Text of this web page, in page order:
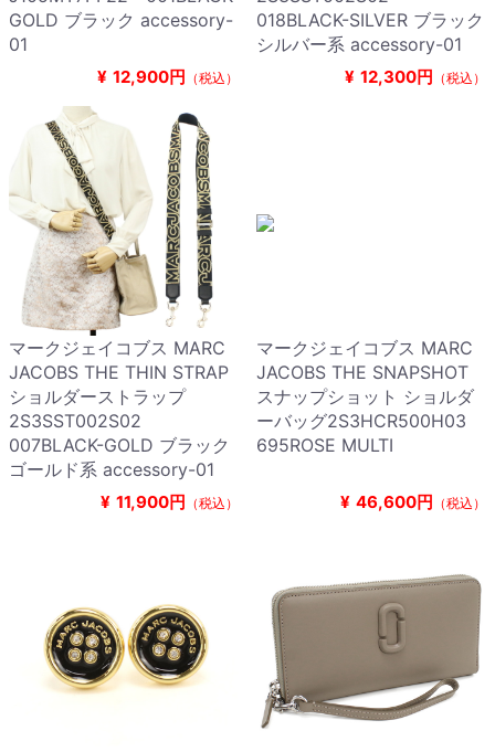
GOLD ブラック accessory-
01
¥ 12,900円 （税込）
018BLACK-SILVER ブラック
シルバー系 accessory-01
¥ 12,300円 （税込）
マークジェイコブス MARC
JACOBS THE THIN STRAP
ショルダーストラップ
2S3SST002S02
007BLACK-GOLD ブラック
ゴールド系 accessory-01
¥ 11,900円 （税込）
マークジェイコブス MARC
JACOBS THE SNAPSHOT
スナップショット ショルダ
ーバッグ2S3HCR500H03
695ROSE MULTI
¥ 46,600円 （税込）